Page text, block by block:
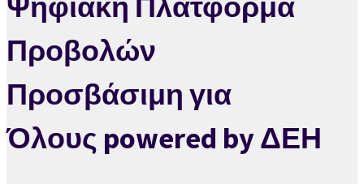
Προβολών
Προσβάσιμη για
Όλους powered by ΔΕΗ